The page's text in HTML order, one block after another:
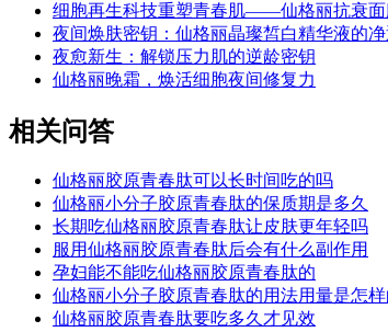
细胞再生科技重塑青春肌——仙格丽抗衰
夜间焕肤密钥：仙格丽晶璨皙白精华液的
夜愈新生：解锁压力肌的逆龄密钥
仙格丽晚霜，焕活细胞夜间修复力
相关问答
仙格丽胶原青春肽可以长时间吃的吗
仙格丽小分子胶原青春肽的保质期是多久
长期吃仙格丽胶原青春肽让皮肤更年轻吗
服用仙格丽胶原青春肽后会有什么副作用
孕妇能不能吃仙格丽胶原青春肽的
仙格丽小分子胶原青春肽的用法用量是怎样
仙格丽胶原青春肽要吃多久才见效